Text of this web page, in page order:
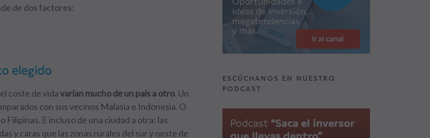
de dos factores:
elegido
coste de vidavarían mucho de un país a otro. Un
con sus vecinos Malasia e Indonesia. O
Filipinas. E incluso de una ciudad a otra: las
y caras que las zonas rurales del sur y oeste de
ESCÚCHANOS EN NUESTRO
PODCAST